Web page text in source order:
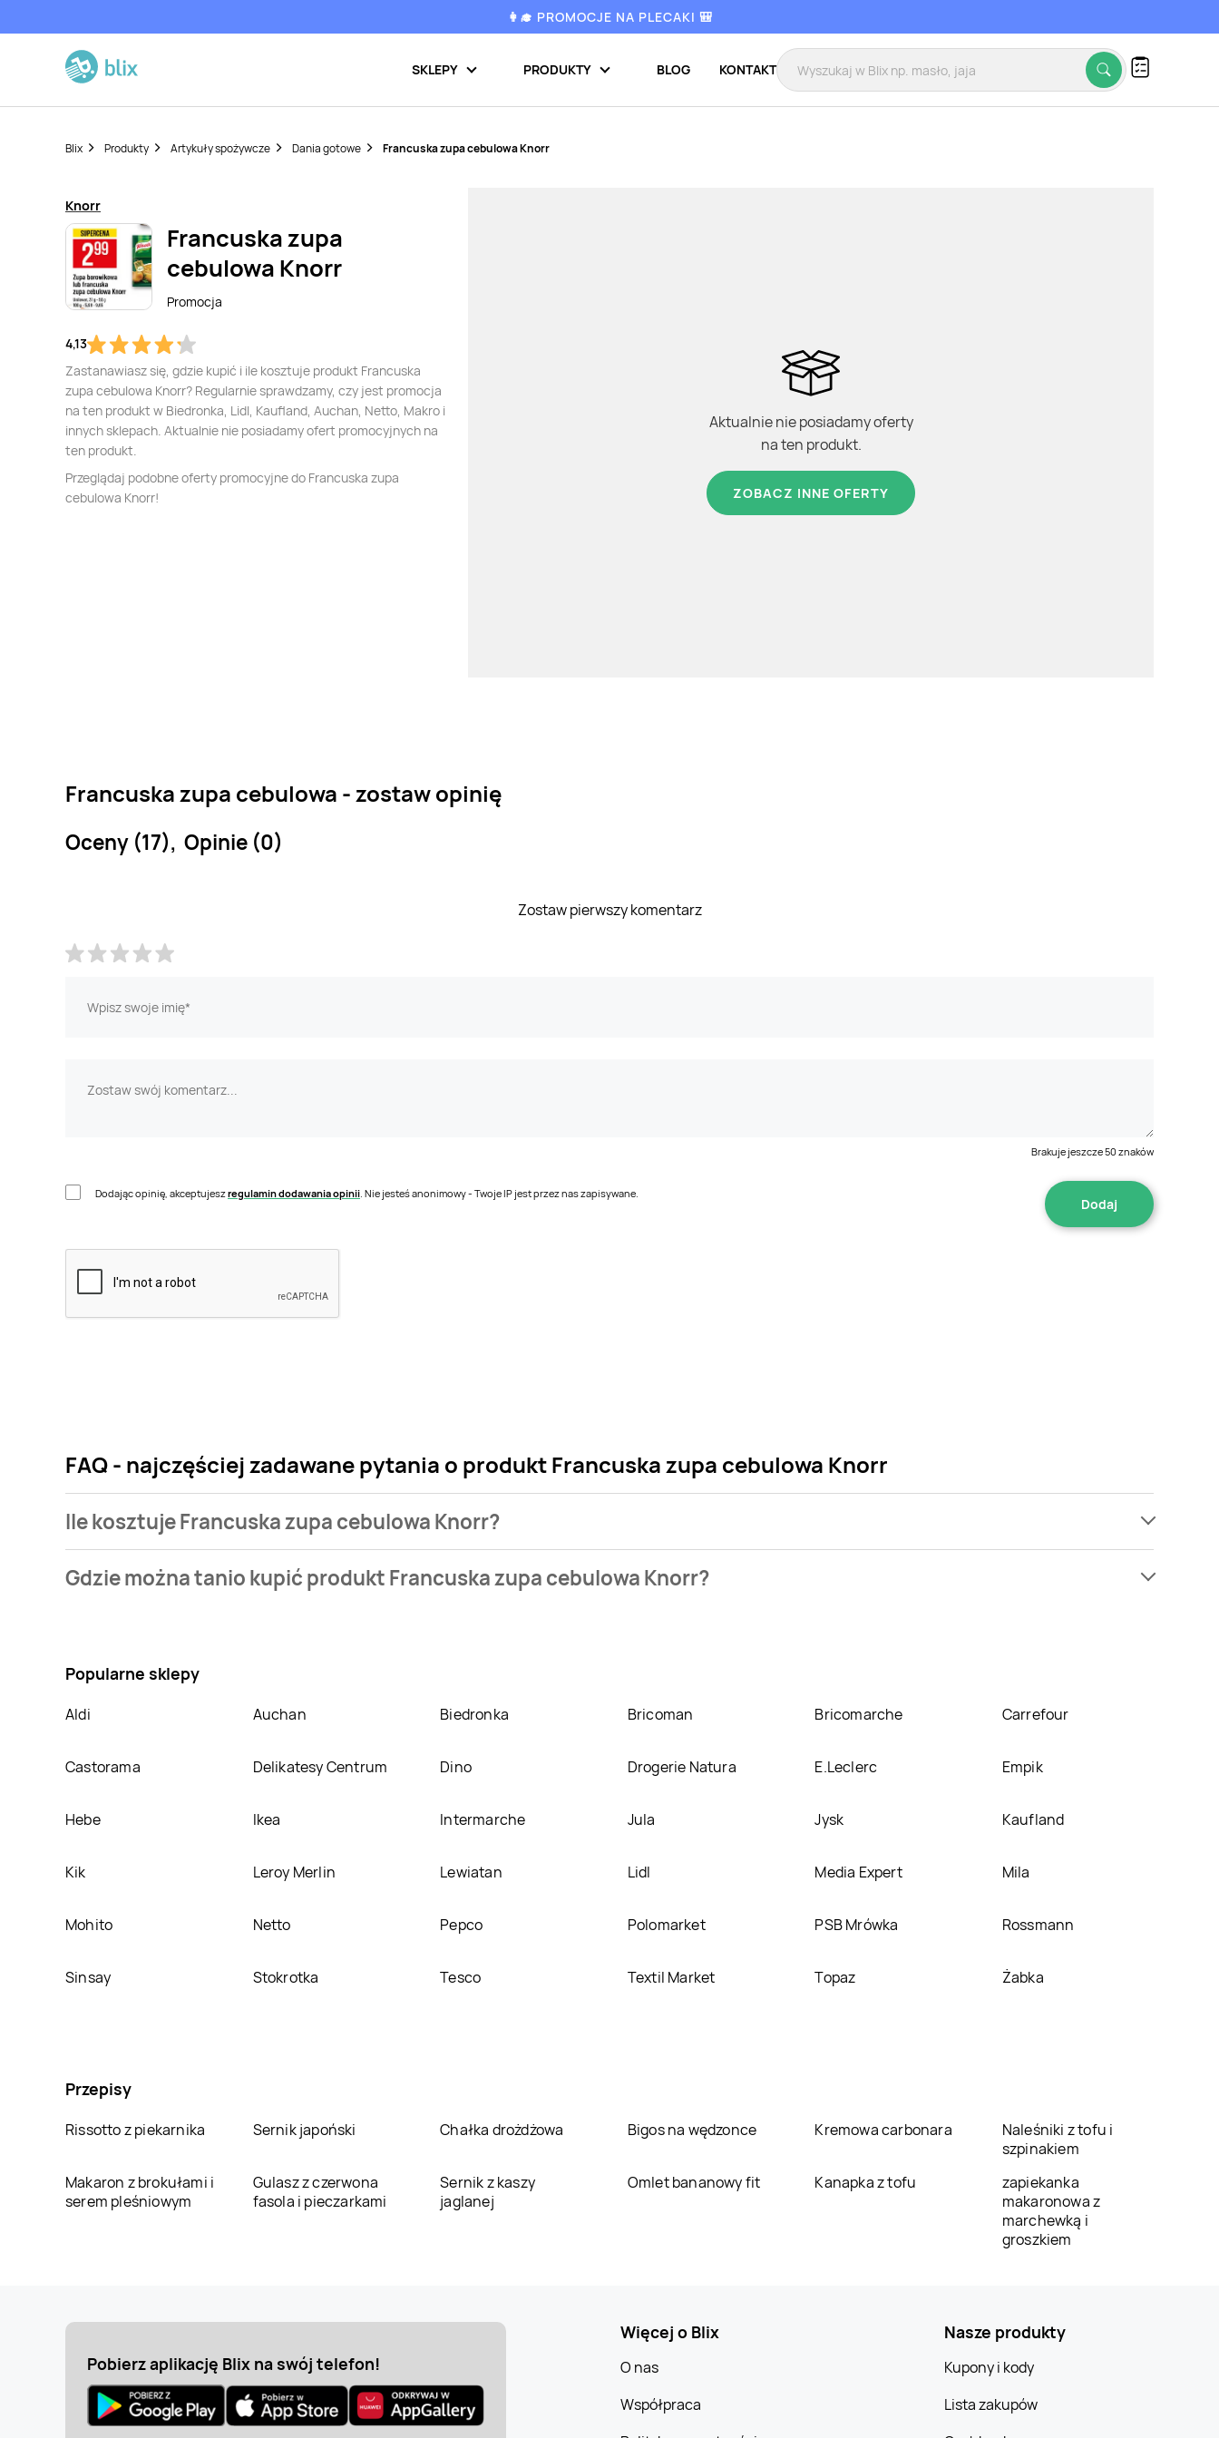
👩‍🎓 PROMOCJE NA PLECAKI 🎒
SKLEPY PRODUKTY BLOG KONTAKT
Blix Produkty Artykuły spożywcze Dania gotowe Francuska zupa cebulowa Knorr
Knorr
Francuska zupa
cebulowa Knorr
Promocja
4,13
Zastanawiasz się, gdzie kupić i ile kosztuje produkt Francuska
zupa cebulowa Knorr? Regularnie sprawdzamy, czy jest promocja
na ten produkt w Biedronka, Lidl, Kaufland, Auchan, Netto, Makro i
innych sklepach. Aktualnie nie posiadamy ofert promocyjnych na
ten produkt.
Przeglądaj podobne oferty promocyjne do Francuska zupa
cebulowa Knorr!
Aktualnie nie posiadamy oferty
na ten produkt.
ZOBACZ INNE OFERTY
Francuska zupa cebulowa - zostaw opinię
Oceny (17), Opinie (0)
Zostaw pierwszy komentarz
Brakuje jeszcze50 znaków
Dodając opinię, akceptujeszregulamin dodawania opinii . Nie jesteś anonimowy - Twoje IP jest przez nas zapisywane.
FAQ - najczęściej zadawane pytania o produkt Francuska zupa cebulowa Knorr
Ile kosztuje Francuska zupa cebulowa Knorr?
zupa cebulowa Knorr kosztuje od 2,99 zł.
Gdzie można tanio kupić produkt Francuska zupa cebulowa Knorr?
Popularne sklepy
Aldi Auchan Biedronka Bricoman Bricomarche Carrefour
Castorama Delikatesy Centrum Dino Drogerie Natura E.Leclerc Empik
Hebe Ikea Intermarche Jula Jysk Kaufland
Kik Leroy Merlin Lewiatan Lidl Media Expert Mila
Mohito Netto Pepco Polomarket PSB Mrówka Rossmann
Sinsay Stokrotka Tesco Textil Market Topaz Żabka
Przepisy
Rissotto z piekarnika Sernik japoński Chałka drożdżowa Bigos na wędzonce Kremowa carbonara
Naleśniki z tofu i
szpinakiem
Makaron z brokułami i
serem pleśniowym
Gulasz z czerwona
fasola i pieczarkami
Sernik z kaszy
jaglanej
Omlet bananowy fit Kanapka z tofu
zapiekanka
makaronowa z
marchewką i
groszkiem
Pobierz aplikację Blix na swój telefon!
Więcej o Blix
O nas
Współpraca
Nasze produkty
Kupony i kody
Lista zakupów